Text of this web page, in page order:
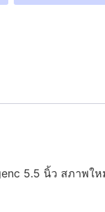
5.5 นิ้ว สภาพใ